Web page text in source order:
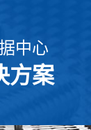
中心
方案